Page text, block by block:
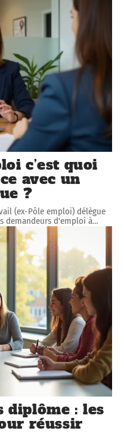
c’est quoi
avec un
?
(ex-Pôle emploi) délègue
demandeurs d'emploi à…
diplôme : les
réussir